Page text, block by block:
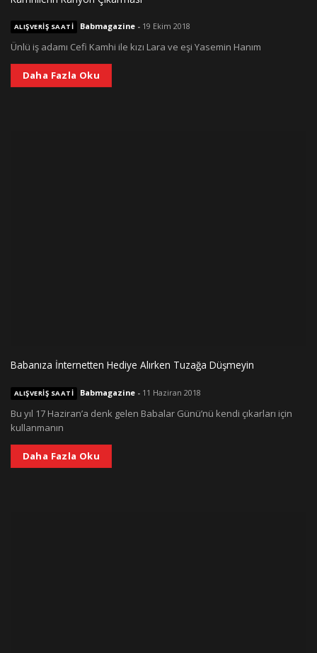
ALIŞVERIŞ SAATI Babmagazine - 19 Ekim 2018
Ünlü iş adamı Cefi Kamhi ile kızı Lara ve eşi Yasemin Hanım
Daha Fazla Oku
Babanıza İnternetten Hediye Alırken Tuzağa Düşmeyin
ALIŞVERIŞ SAATI Babmagazine - 11 Haziran 2018
Bu yıl 17 Haziran’a denk gelen Babalar Günü’nü kendi çıkarları için
kullanmanın
Daha Fazla Oku